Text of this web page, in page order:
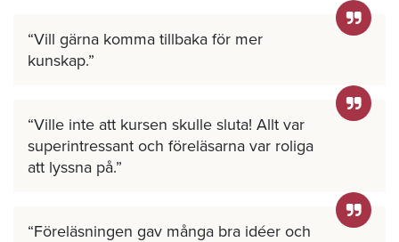
Vill gärna komma tillbaka för mer
kunskap.
Ville inte att kursen skulle sluta! Allt var
superintressant och föreläsarna var roliga
att lyssna på.
Föreläsningen gav många bra idéer och